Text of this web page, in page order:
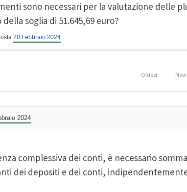
sono necessari per la valutazione delle
soglia di 51.645,69 euro?
20 Febbraio 2024
Oldest
2024
complessiva dei conti, è necessario
dei depositi e dei conti,